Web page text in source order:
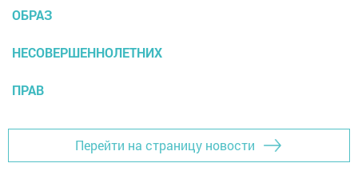
ОБРАЗ
НЕСОВЕРШЕННОЛЕТНИХ
ПРАВ
Перейти на страницу новости